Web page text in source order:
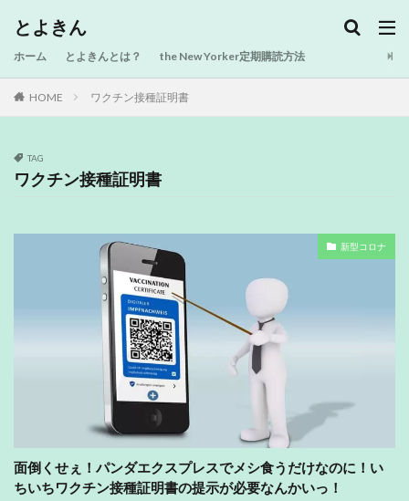
とよきん
ホーム とよきんとは？ the New Yorker定期購読方法
HOME ワクチン接種証明書
TAG
ワクチン接種証明書
新型コロナ
面倒くせぇ！パンダエクスプレスでメシ食うだけなのに！い
ちいちワクチン接種証明書の提示が必要なんかいっ！